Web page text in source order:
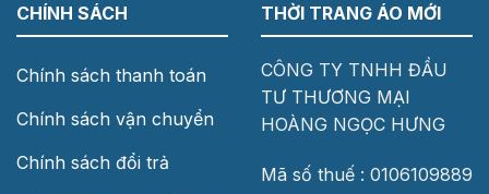
CHÍNH SÁCH
Chính sách thanh toán
Chính sách vận chuyển
Chính sách đổi trả
THỜI TRANG ÁO MỚI
CÔNG TY TNHH ĐẦU
TƯ THƯƠNG MẠI
HOÀNG NGỌC HƯNG
Mã số thuế : 0106109889